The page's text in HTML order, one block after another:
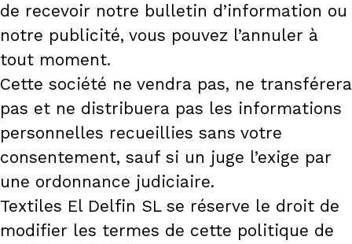
de recevoir notre bulletin d’information ou
notre publicité, vous pouvez l’annuler à
tout moment.
Cette société ne vendra pas, ne transférera
pas et ne distribuera pas les informations
personnelles recueillies sans votre
consentement, sauf si un juge l’exige par
une ordonnance judiciaire.
Textiles El Delfin SL se réserve le droit de
modifier les termes de cette politique de